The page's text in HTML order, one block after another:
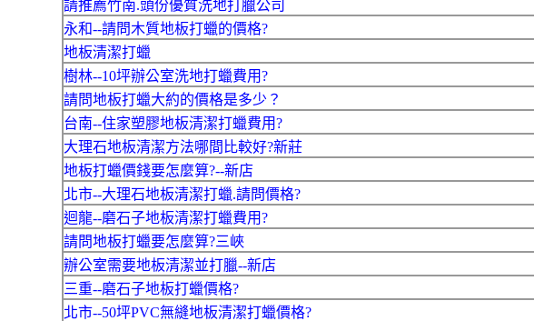
請推薦竹南.頭份優質洗地打臘公司
永和--請問木質地板打蠟的價格?
地板清潔打蠟
樹林--10坪辦公室洗地打蠟費用?
請問地板打蠟大約的價格是多少？
台南--住家塑膠地板清潔打蠟費用?
大理石地板清潔方法哪間比較好?新莊
地板打蠟價錢要怎麼算?--新店
北市--大理石地板清潔打蠟.請問價格?
迴龍--磨石子地板清潔打蠟費用?
請問地板打蠟要怎麼算?三峽
辦公室需要地板清潔並打臘--新店
三重--磨石子地板打蠟價格?
北市--50坪PVC無縫地板清潔打蠟價格?